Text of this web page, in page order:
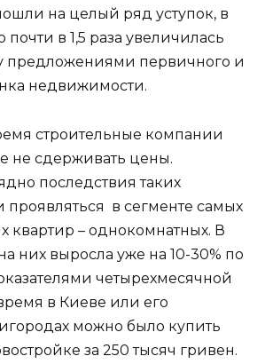
на целый ряд уступок, в
почти в 1,5 раза увеличилась
предложениями первичного и
недвижимости.
строительные компании
не сдерживать цены.
последствия таких
проявляться в сегменте самых
квартир – однокомнатных. В
них выросла уже на 10-30% по
четырехмесячной
в Киеве или его
можно было купить
за 250 тысяч гривен.